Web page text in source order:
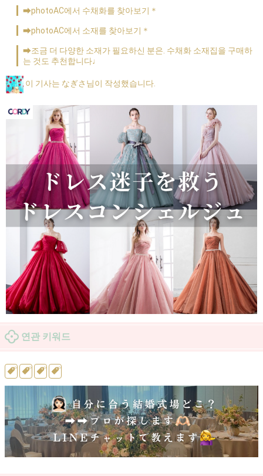
➡photoAC에서 수채화를 찾아보기＊
➡photoAC에서 소재를 찾아보기＊
➡조금 더 다양한 소재가 필요하신 분은. 수채화 소재집을 구매하
는 것도 추천합니다♩
이 기사는 なぎさ님이 작성했습니다.
연관 키워드